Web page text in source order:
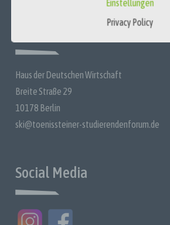
Haus der Deutschen Wirtschaft
Breite Straße 29
10178 Berlin
ski@toenissteiner-studierendenforum.de
Social Media
Anpassung oder Veränderung, das
Benutzung, die Offenlegung durch
die Verknüpfung sowie das Einschränken,
Vernichten.
d) Einschränkung der Verarbeitung
Die Einschränkung der Verarbeitung ist die
gespeicherter personenbezogener Daten
personenbezogenen Daten verwendet
Person beziehen, zu bewerten,
bezüglich Arbeitsleistung, wirtschaftliche
persönliche Vorlieben, Interessen,
Einstellungen
Privacy Policy